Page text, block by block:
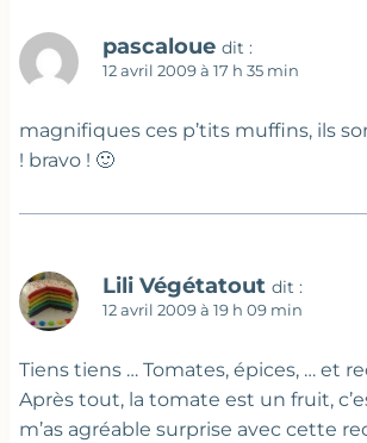
pascaloue dit :
12 avril 2009 à 17 h 35 min
magnifiques ces p’tits muffins, ils
! bravo ! 🙂
Lili Végétatout dit :
12 avril 2009 à 19 h 09 min
Tiens tiens … Tomates, épices, … et
Après tout, la tomate est un fruit,
m’as agréable surprise avec cette